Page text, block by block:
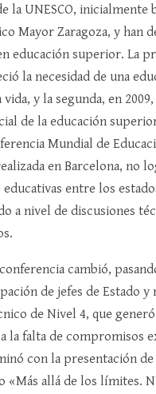
la UNESCO, inicialmente
Mayor Zaragoza, y han
educación superior. La
la necesidad de una
y la segunda, en
de la educación
Mundial de
en Barcelona, no
entre los
a nivel de discusiones
cambió,
de jefes de Estado y
de Nivel 4, que generó
la falta de compromisos
con la presentación
allá de los límites.